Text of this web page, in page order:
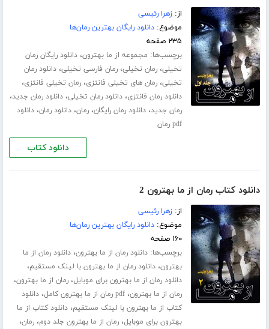
از:زهرا رئیسی
موضوع:دانلود رایگان بهترین رمان‌ها
۲۳۵ صفحه
برچسب‌ها: مجموعه از ما بهترون،دانلود رایگان رمان
تخیلی،رمان تخیلی،رمان فارسی تخیلی،دانلود رمان
تخیلی،رمان های تخیلی فانتزی،رمان تخیلی فانتزی،
دانلود رمان فانتزی،دانلود رمان تخیلی،دانلود رمان جدید،
رمان جدید،دانلود رمان رایگان،رمان،دانلود رمان،دانلود
pdf رمان
دانلود کتاب
دانلود کتاب رمان از ما بهترون 2
از:زهرا رئیسی
موضوع:دانلود رایگان بهترین رمان‌ها
۱۶۰ صفحه
برچسب‌ها:دانلود رمان از ما بهترون،دانلود رمان از ما
بهترون،دانلود رمان از ما بهترون با لینک مستقیم،
دانلود رمان از ما بهترون برای موبایل،رمان از ما بهترون،
رمان از ما بهترون،pdf رمان از ما بهترون کامل ،دانلود
کتاب از ما بهترون با لینک مستقیم،دانلود کتاب از ما
بهترون برای موبایل،رمان از ما بهترون جلد دوم،رمان،